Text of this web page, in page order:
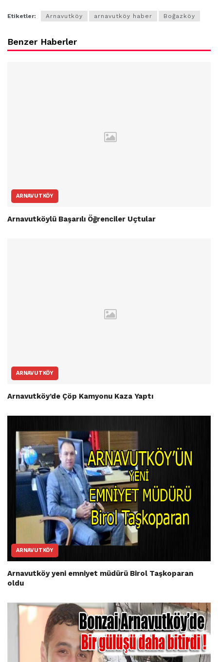
Etiketler: Arnavutköy arnavutköy haber Boğazköy
Benzer Haberler
ARNAVUTKÖY
Arnavutköylü Başarılı Öğrenciler Uçtular
ARNAVUTKÖY
Arnavutköy’de Çöp Kamyonu Kaza Yaptı
ARNAVUTKÖY
Arnavutköy yeni emniyet müdürü Birol Taşkoparan
oldu